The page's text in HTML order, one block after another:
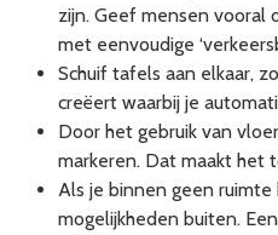
zijn. Geef mensen vooral
met eenvoudige
Schuif tafels aan elkaar,
creëert waarbij je
Door het gebruik van
markeren. Dat maakt het
Als je binnen geen ruimte
mogelijkheden buiten.